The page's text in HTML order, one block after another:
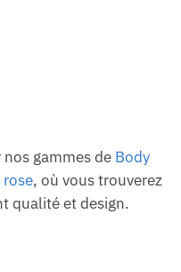
gammes de Body
rose, où vous trouverez
qualité et design.